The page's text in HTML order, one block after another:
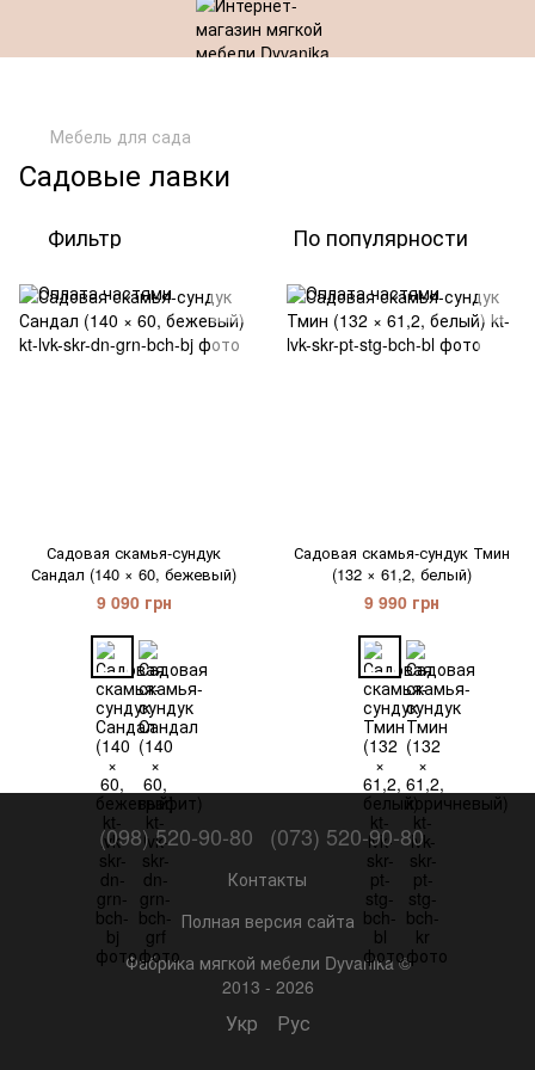
Мебель для сада
Садовые лавки
Фильтр По популярности
Садовая скамья-сундук
Сандал (140 × 60, бежевый)
9 090 грн
Садовая скамья-сундук Тмин
(132 × 61,2, белый)
9 990 грн
(098) 520-90-80 (073) 520-90-80
Контакты
Полная версия сайта
Фабрика мягкой мебели Dyvanika ©
2013 - 2026
Укр Рус